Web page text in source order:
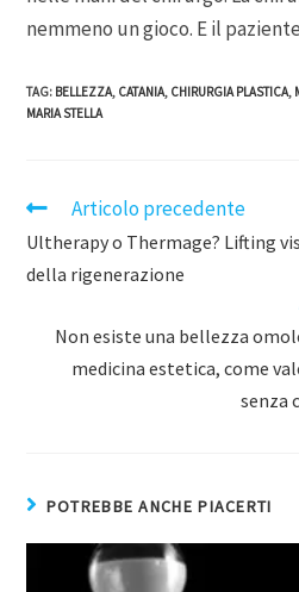
nemmeno un gioco. E il
TAG: BELLEZZA, CATANIA, CHIRURGIA PLASTICA,
MARIA STELLA
Articolo precedente
Ultherapy o Thermage? Lifting
della rigenerazione
Non esiste una bellezza
medicina estetica, come
senza
POTREBBE ANCHE PIACERTI